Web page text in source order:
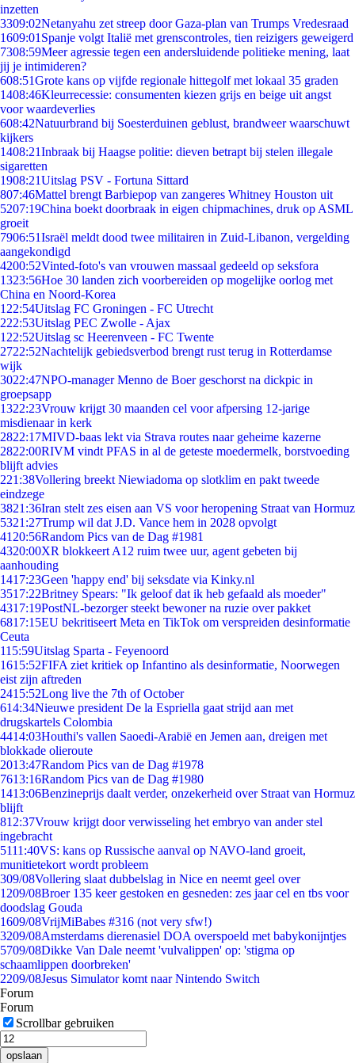
inzetten
3309:02Netanyahu zet streep door Gaza-plan van Trumps Vredesraad
1609:01 Spanje volgt Italië met grenscontroles, tien reizigers geweigerd
7308:59Meer agressie tegen een andersluidende politieke mening, laat
jij je intimideren?
608:51Grote kans op vijfde regionale hittegolf met lokaal 35 graden
1408:46Kleurrecessie: consumenten kiezen grijs en beige uit angst
voor waardeverlies
608:42Natuurbrand bij Soesterduinen geblust, brandweer waarschuwt
kijkers
1408:21Inbraak bij Haagse politie: dieven betrapt bij stelen illegale
sigaretten
1908:21Uitslag PSV - Fortuna Sittard
807:46Mattel brengt Barbiepop van zangeres Whitney Houston uit
5207:19China boekt doorbraak in eigen chipmachines, druk op ASML
groeit
7906:51Israël meldt dood twee militairen in Zuid-Libanon, vergelding
aangekondigd
4200:52Vinted-foto's van vrouwen massaal gedeeld op seksfora
1323:56Hoe 30 landen zich voorbereiden op mogelijke oorlog met
China en Noord-Korea
1 22:54Uitslag FC Groningen - FC Utrecht
222:53Uitslag PEC Zwolle - Ajax
1 22:52Uitslag sc Heerenveen - FC Twente
2722:52Nachtelijk gebiedsverbod brengt rust terug in Rotterdamse
wijk
3022:47NPO-manager Menno de Boer geschorst na dickpic in
groepsapp
1322:23Vrouw krijgt 30 maanden cel voor afpersing 12-jarige
misdienaar in kerk
2822:17MIVD-baas lekt via Strava routes naar geheime kazerne
2822:00RIVM vindt PFAS in al de geteste moedermelk, borstvoeding
blijft advies
221:38Vollering breekt Niewiadoma op slotklim en pakt tweede
eindzege
3821:36Iran stelt zes eisen aan VS voor heropening Straat van Hormuz
5321:27Trump wil dat J.D. Vance hem in 2028 opvolgt
41 20:56Random Pics van de Dag #1981
4320:00XR blokkeert A12 ruim twee uur, agent gebeten bij
aanhouding
1417:23Geen 'happy end' bij seksdate via Kinky.nl
3517:22Britney Spears: "Ik geloof dat ik heb gefaald als moeder"
4317:19PostNL-bezorger steekt bewoner na ruzie over pakket
6817:15EU bekritiseert Meta en TikTok om verspreiden desinformatie
Ceuta
115:59Uitslag Sparta - Feyenoord
1615:52FIFA ziet kritiek op Infantino als desinformatie, Noorwegen
eist zijn aftreden
2415:52Long live the 7th of October
614:34Nieuwe president De la Espriella gaat strijd aan met
drugskartels Colombia
4414:03Houthi's vallen Saoedi-Arabië en Jemen aan, dreigen met
blokkade olieroute
2013:47Random Pics van de Dag #1978
7613:16Random Pics van de Dag #1980
1413:06Benzineprijs daalt verder, onzekerheid over Straat van Hormuz
blijft
812:37Vrouw krijgt door verwisseling het embryo van ander stel
ingebracht
5111:40VS: kans op Russische aanval op NAVO-land groeit,
munitietekort wordt probleem
309/08Vollering slaat dubbelslag in Nice en neemt geel over
1209/08Broer 135 keer gestoken en gesneden: zes jaar cel en tbs voor
doodslag Gouda
1609/08VrijMiBabes #316 (not very sfw!)
3209/08Amsterdams dierenasiel DOA overspoeld met babykonijntjes
5709/08Dikke Van Dale neemt 'vulvalippen' op: 'stigma op
schaamlippen doorbreken'
2209/08Jesus Simulator komt naar Nintendo Switch
Forum
Forum
Scrollbar gebruiken
opslaan